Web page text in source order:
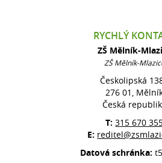
RYCHLÝ
ZŠ Mělník-
ZŠ Mělník-
Českolipská
276 01,
Česká
T:315 670
E:
Datová schránka: